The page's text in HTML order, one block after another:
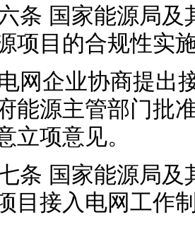
条 国家能源局及
项目的合规性实
网企业协商提出
能源主管部门批
立项意见。
条 国家能源局及
目接入电网工作